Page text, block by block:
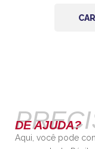
DE AJUDA?
Aqui, você pode